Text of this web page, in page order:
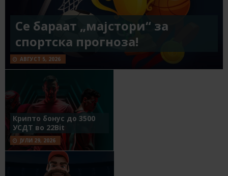
Се бараат „мајстори“ за
спортска прогноза!
АВГУСТ 5, 2026
Крипто бонус до 3500
УСДТ во 22Bit
ЈУЛИ 29, 2026